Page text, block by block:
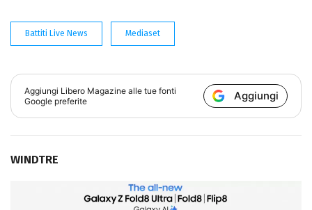
Battiti Live News Mediaset
Aggiungi Libero Magazine alle tue fonti
Google preferite
Aggiungi
WINDTRE